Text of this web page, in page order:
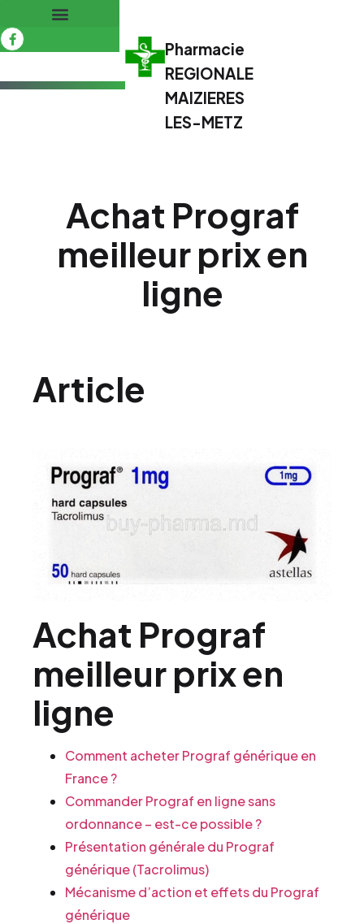
Pharmacie
REGIONALE
MAIZIERES
LES-METZ
Achat Prograf
meilleur prix en
ligne
Article
Achat Prograf
meilleur prix en
ligne
Comment acheter Prograf générique en
France ?
Commander Prograf en ligne sans
ordonnance – est-ce possible ?
Présentation générale du Prograf
générique (Tacrolimus)
Mécanisme d’action et effets du Prograf
générique